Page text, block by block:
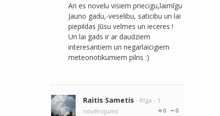
Ari es novelu visiem priecigu,laimīgu
Jauno gadu,-veselibu, saticibu un lai
piepildas Jūsu velmes un ieceres !
Un lai gads ir ar daudziem
interesantiem un negarlaicigiem
meteonotikumiem pilns :)
Raitis Sametis - Rīga - 1
novērojums
0
0